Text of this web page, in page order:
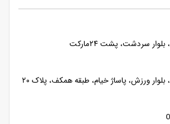
سردشت، پشت ۲۴مارکت
بلوار ورزش، پاساژ خیام، طبقه همکف، پلاک ۲۰